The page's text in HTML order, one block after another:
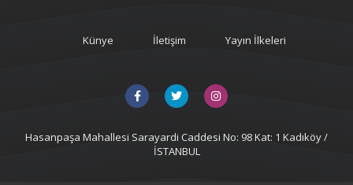
Künye İletişim Yayın İlkeleri
Hasanpaşa Mahallesi Sarayardi Caddesi No: 98 Kat: 1 Kadıköy /
İSTANBUL